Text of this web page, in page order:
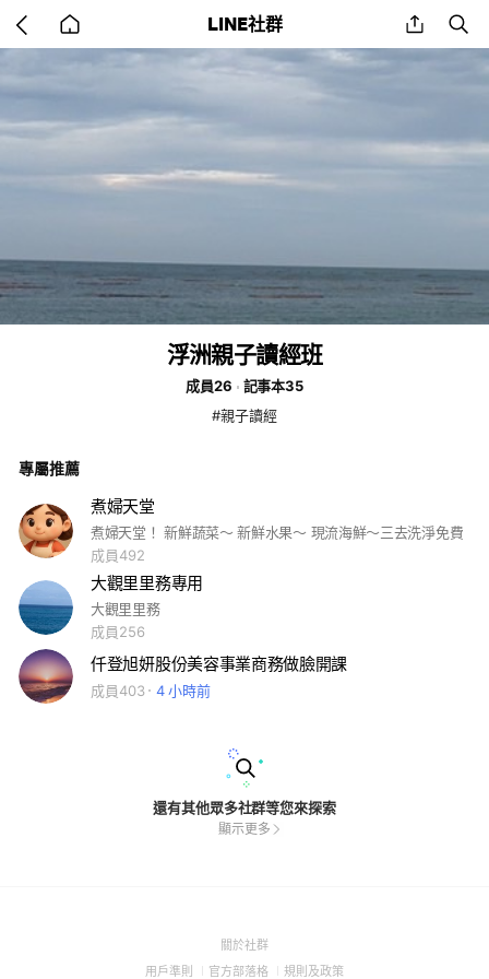
back
to
home
LINE社群 share
浮洲親子讀經班
成員26
記事本35
#親子讀經
專屬推薦
煮婦天堂
煮婦天堂！ 新鮮蔬菜～ 新鮮水果～ 現流海鮮～三去洗淨免費
成員492
大觀里里務專用
大觀里里務
成員256
仟登旭妍股份美容事業商務做臉開課
成員403 4 小時前
還有其他眾多社群等您來探索
顯示更多
關於社群(Open
用戶準則 (Open
官方部落格 (Open
規則及政策(Open